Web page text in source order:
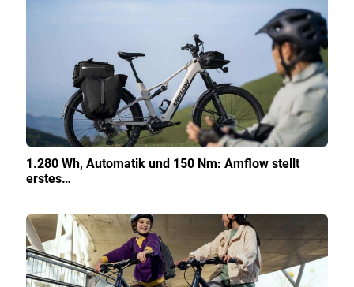
1.280 Wh, Automatik und 150 Nm: Amflow stellt
erstes…